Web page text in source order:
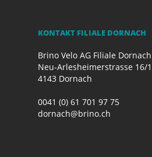
KONTAKT FILIALE DORNACH
Brino Velo AG Filiale Dornach
Neu-Arlesheimerstrasse 16/
4143 Dornach
0041 (0) 61 701 97 75
dornach@brino.ch